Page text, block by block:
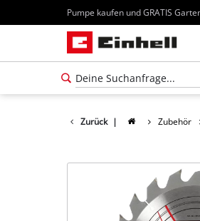
Pumpe kaufen und GRATIS
Zurück | Zubehör